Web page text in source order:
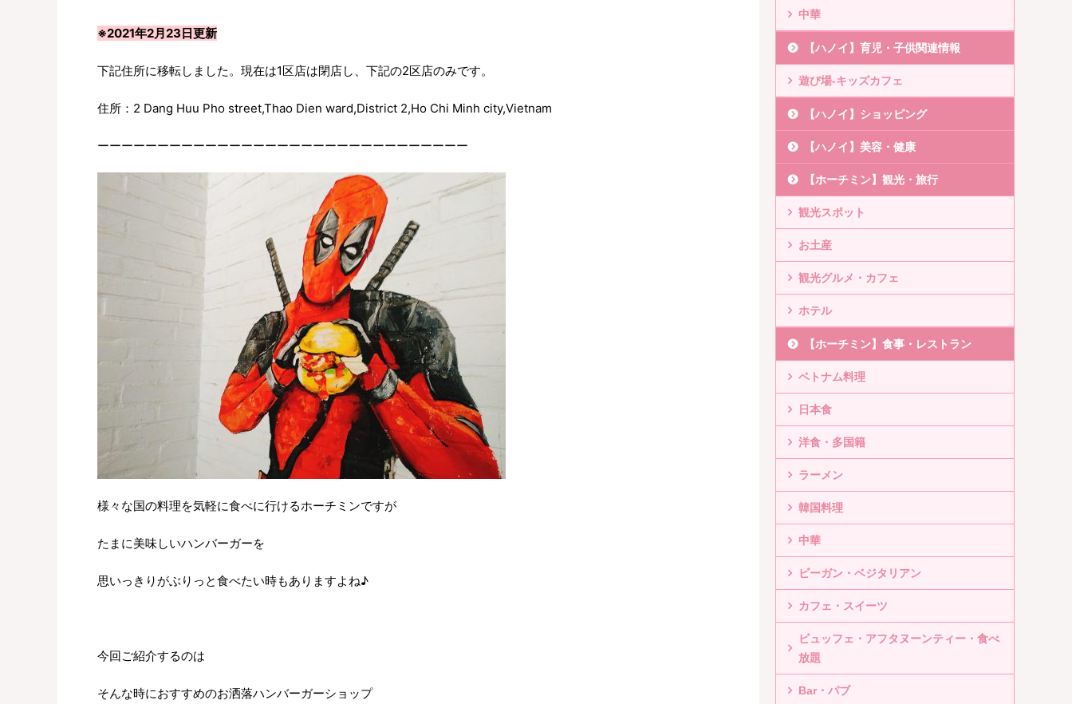
※2021年2月23日更新
下記住所に移転しました。現在は1区店は閉店し、下記の2区店のみです。
住所：2 Dang Huu Pho street,Thao Dien ward,District 2,Ho Chi Minh city,Vietnam
ーーーーーーーーーーーーーーーーーーーーーーーーーーーーーーー
様々な国の料理を気軽に食べに行けるホーチミンですが
たまに美味しいハンバーガーを
思いっきりがぶりっと食べたい時もありますよね♪
今回ご紹介するのは
そんな時におすすめのお洒落ハンバーガーショップ
中華
【ハノイ】育児・子供関連情報
遊び場-キッズカフェ
【ハノイ】ショッピング
【ハノイ】美容・健康
【ホーチミン】観光・旅行
観光スポット
お土産
観光グルメ・カフェ
ホテル
【ホーチミン】食事・レストラン
ベトナム料理
日本食
洋食・多国籍
ラーメン
韓国料理
中華
ビーガン・ベジタリアン
カフェ・スイーツ
ビュッフェ・アフタヌーンティー・食べ
放題
Bar・パブ